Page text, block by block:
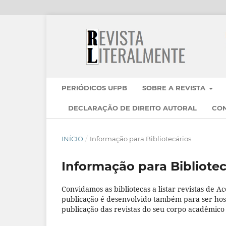
PERIÓDICOS UFPB SOBRE A REVISTA
DECLARAÇÃO DE DIREITO AUTORAL
INÍCIO / Informação para Bibliotecários
Informação para
Convidamos as bibliotecas a listar revistas de
publicação é desenvolvido também para ser
publicação das revistas do seu corpo